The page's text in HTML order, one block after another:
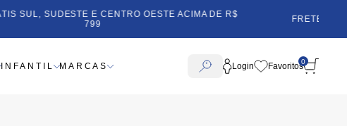
FRETE GRÁTIS SUL, SUDESTE E CENTRO OESTE ACIMA DE R$
INFANTIL MARCAS Login 0